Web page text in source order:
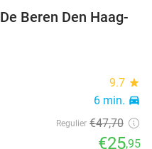
46%
Beren Den Haag-
9.7 star
6 min. directions_car
Regulier €47,70
€25,95